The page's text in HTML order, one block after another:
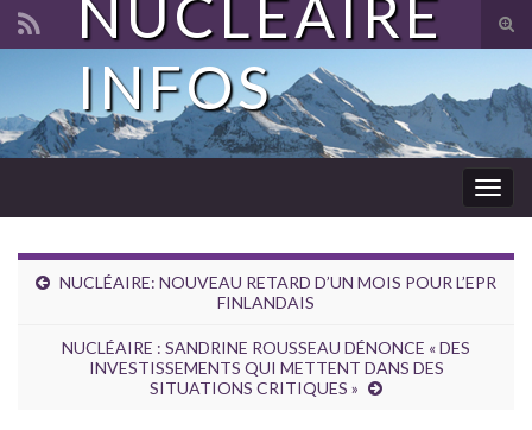
Search for:
NUCLÉAIRE
INFOS
NUCLÉAIRE: NOUVEAU RETARD D’UN MOIS POUR L’EPR
FINLANDAIS
NUCLÉAIRE : SANDRINE ROUSSEAU DÉNONCE « DES
INVESTISSEMENTS QUI METTENT DANS DES
SITUATIONS CRITIQUES »